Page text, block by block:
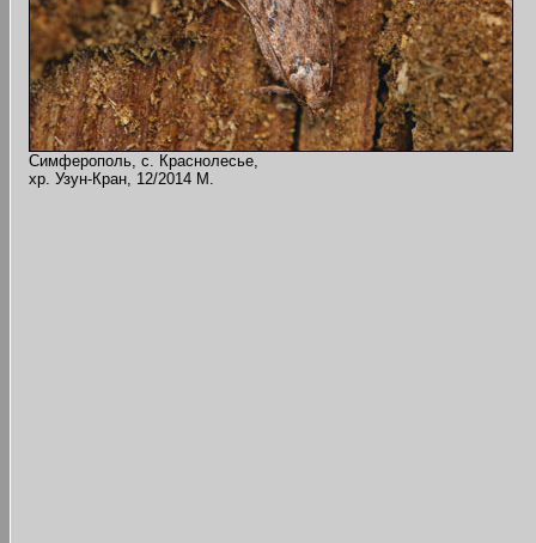
Симферополь, с. Краснолесье,
хр. Узун-Кран, 12/2014 M.